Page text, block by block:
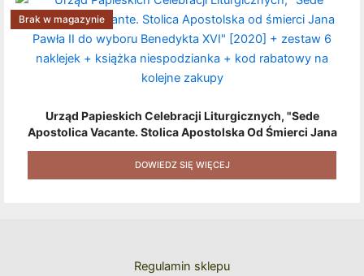
Urząd Papieskich Celebracji Liturgicznych, "Sede
Apostolica Vacante. Stolica Apostolska Od Śmierci Jana
Pawła II Do Wyboru Benedykta XVI" [2020] + Zestaw 6
Naklejek + Książka Niespodzianka + Kod Rabatowy Na
Kolejne Zakupy
Brak w magazynie
DOWIEDZ SIĘ WIĘCEJ
Regulamin sklepu